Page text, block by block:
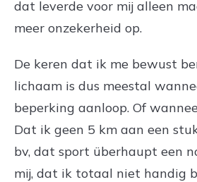
dat leverde voor mij alleen
meer onzekerheid op.
De keren dat ik me bewust
lichaam is dus meestal
beperking aanloop. Of
Dat ik geen 5 km aan een
bv, dat sport überhaupt een
mij, dat ik totaal niet handig